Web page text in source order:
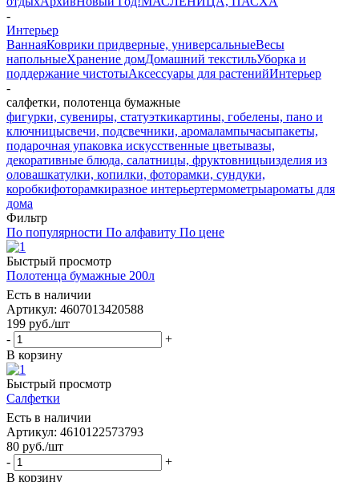
-
Интерьер
ВаннаяКоврики придверные, универсальныеВесы
напольныеХранение домДомашний текстильУборка и
поддержание чистотыАксессуары для растенийИнтерьер
-
салфетки, полотенца бумажные
фигурки, сувениры, статуэткикартины, гобелены, пано и
ключницысвечи, подсвечники, аромалампычасыпакеты,
подарочная упаковка искусственные цветывазы,
декоративные блюда, салатницы, фруктовницыизделия из
оловашкатулки, копилки, фоторамки, сундуки,
коробкифоторамкиразное интерьертермометрыароматы для
дома
Фильтр
По популярности По алфавиту По цене
Быстрый просмотр
Полотенца бумажные 200л
Есть в наличии
Артикул: 4607013420588
199 руб./шт
-
+
В корзину
Быстрый просмотр
Салфетки
Есть в наличии
Артикул: 4610122573793
80 руб./шт
-
+
В корзину